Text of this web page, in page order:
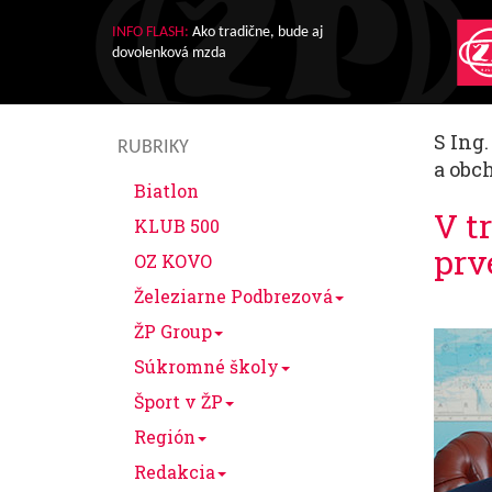
INFO FLASH: Ako tradične, bude aj
dovolenková mzda
RUBRIKY
Biatlon
KLUB 500
OZ KOVO
Železiarne Podbrezová
ŽP Group
Súkromné školy
Šport v ŽP
Región
Redakcia
S
a
V